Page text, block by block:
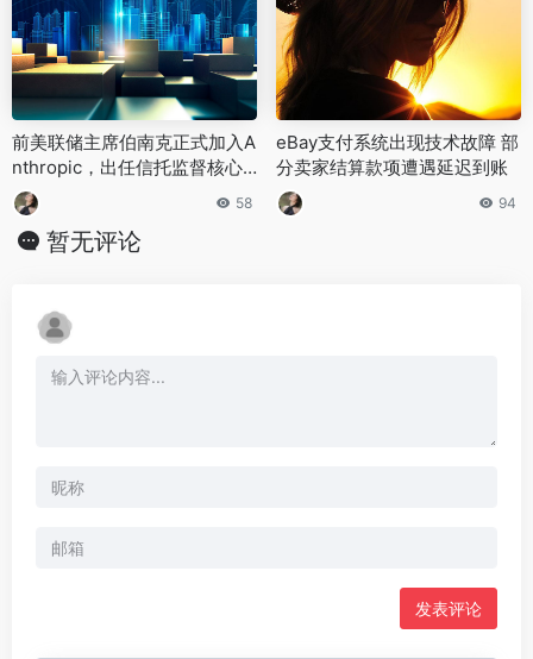
前美联储主席伯南克正式加入A
nthropic，出任信托监督核心
负责人
58
eBay支付系统出现技术故障 部
分卖家结算款项遭遇延迟到账
94
暂无评论
发表评论